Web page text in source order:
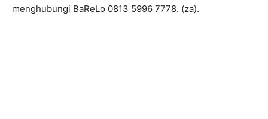
menghubungi BaReLo 0813 5996 7778. (za).